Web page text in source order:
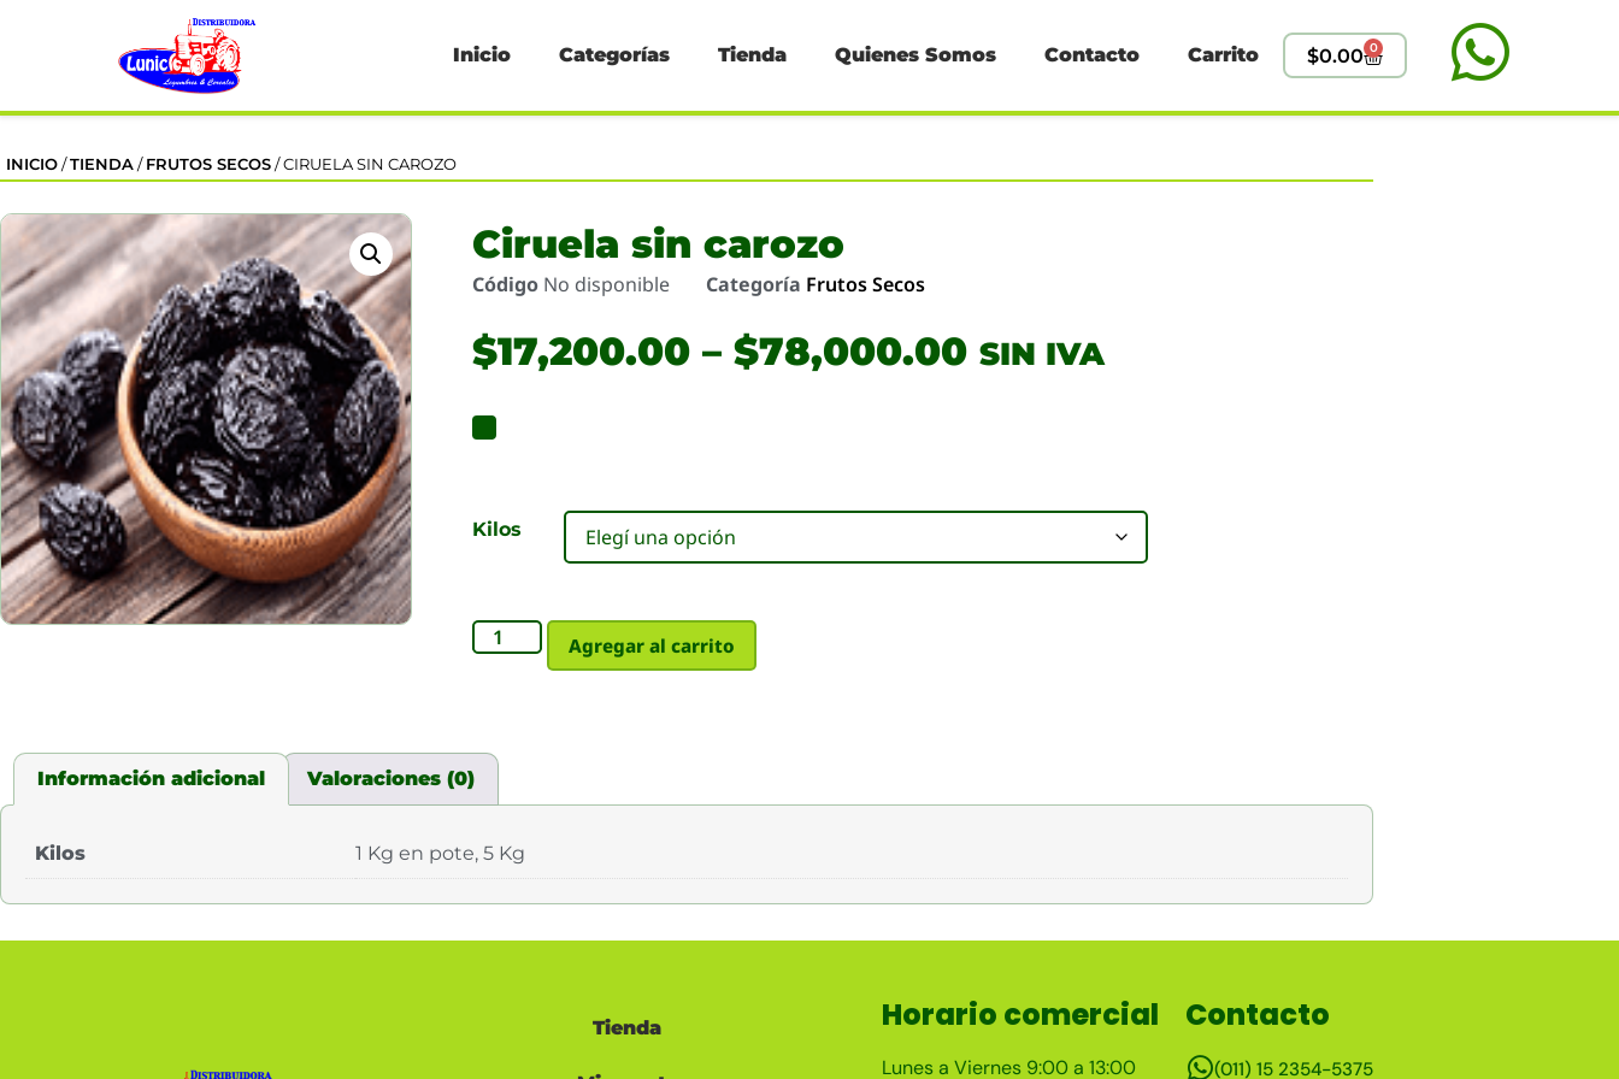
Inicio Categorías Tienda Quienes Somos Contacto Carrito $0.00 0
INICIO /TIENDA / FRUTOS SECOS / CIRUELA SIN CAROZO
Ciruela sin carozo
Código No disponible Categoría Frutos Secos
$17,200.00 – $78,000.00 SIN IVA
Kilos
Agregar al carrito
Información adicional Valoraciones (0)
Kilos 1 Kg en pote, 5 Kg
Tienda Horario comercial
Lunes a Viernes 9:00 a 13:00
Contacto
(011) 15 2354-5375